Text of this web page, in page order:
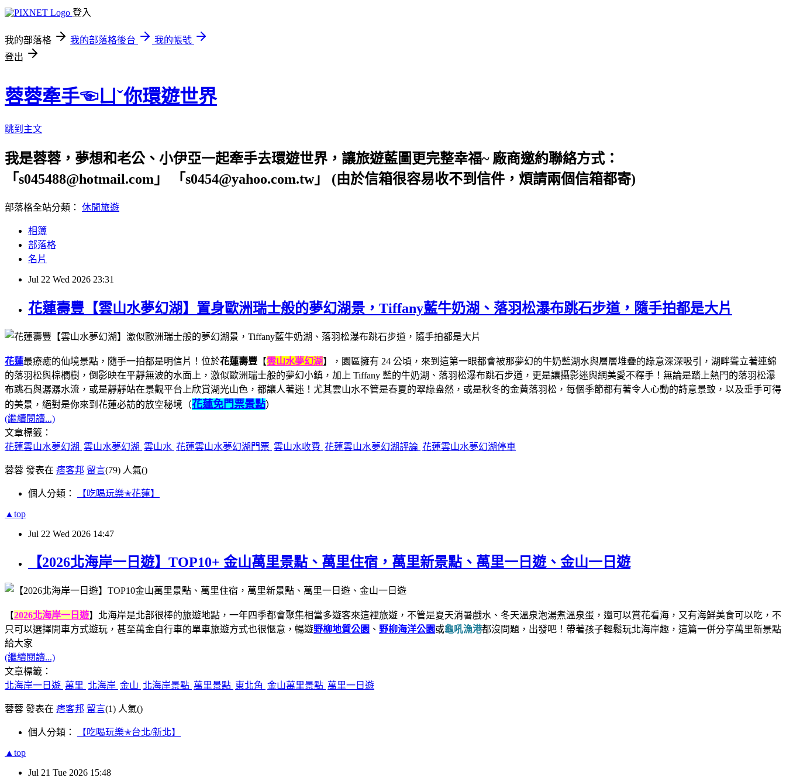
登入
我的部落格 我的部落格後台
我的帳號
登出
蓉蓉牽手☜ㄩˇ你環遊世界
跳到主文
我是蓉蓉，夢想和老公、小伊亞一起牽手去環遊世界，讓旅遊藍圖更完整幸福~ 廠商邀約聯絡方式：
「s045488@hotmail.com」 「s0454@yahoo.com.tw」 (由於信箱很容易收不到信件，煩請兩個信箱都寄)
部落格全站分類： 休閒旅遊
相簿
部落格
名片
Jul 22 Wed 2026 23:31
花蓮壽豐【雲山水夢幻湖】置身歐洲瑞士般的夢幻湖景，Tiffany藍牛奶湖、落羽松瀑布跳石步道，隨手拍都是大片
花蓮最療癒的仙境景點，隨手一拍都是明信片！位於花蓮壽豐 【雲山水夢幻湖】，園區擁有 24 公頃，來到這第一眼都會被那夢幻的牛奶藍湖水與層層堆疊的綠意深深吸引，湖畔聳立著連綿
的落羽松與棕櫚樹，倒影映在平靜無波的水面上，激似歐洲瑞士般的夢幻小鎮，加上 Tiffany 藍的牛奶湖、落羽松瀑布跳石步道，更是讓攝影迷與網美愛不釋手！無論是踏上熱門的落羽松瀑
布跳石與潺潺水流，或是靜靜站在景觀平台上欣賞湖光山色，都讓人著迷！尤其雲山水不管是春夏的翠綠盎然，或是秋冬的金黃落羽松，每個季節都有著令人心動的詩意景致，以及垂手可得
的美景，絕對是你來到花蓮必訪的放空秘境（花蓮免門票景點）
(繼續閱讀...)
文章標籤：
花蓮雲山水夢幻湖 雲山水夢幻湖 雲山水 花蓮雲山水夢幻湖門票 雲山水收費 花蓮雲山水夢幻湖評論 花蓮雲山水夢幻湖停車
蓉蓉 發表在 痞客邦 留言(79) 人氣()
個人分類： 【吃喝玩樂✭花蓮】
▲top
Jul 22 Wed 2026 14:47
【2026北海岸一日遊】TOP10+ 金山萬里景點、萬里住宿，萬里新景點、萬里一日遊、金山一日遊
【2026北海岸一日遊】北海岸是北部很棒的旅遊地點，一年四季都會聚集相當多遊客來這裡旅遊，不管是夏天消暑戲水、冬天溫泉泡湯煮溫泉蛋，還可以賞花看海，又有海鮮美食可以吃，不
只可以選擇開車方式遊玩，甚至萬金自行車的單車旅遊方式也很愜意，暢遊野柳地質公園 、 野柳海洋公園或龜吼漁港都沒問題，出發吧！帶著孩子輕鬆玩北海岸趣，這篇一併分享萬里新景點
給大家
(繼續閱讀...)
文章標籤：
北海岸一日遊 萬里 北海岸 金山 北海岸景點 萬里景點 東北角 金山萬里景點 萬里一日遊
蓉蓉 發表在 痞客邦 留言(1) 人氣()
個人分類： 【吃喝玩樂✭台北/新北】
▲top
Jul 21 Tue 2026 15:48